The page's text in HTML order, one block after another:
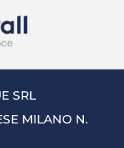
SRL
MILANO N.